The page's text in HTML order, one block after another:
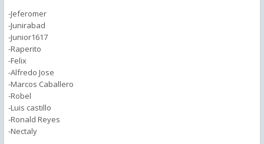
-Jeferomer
-Junirabad
-Junior1617
-Raperito
-Felix
-Alfredo Jose
-Marcos Caballero
-Robel
-Luis castillo
-Ronald Reyes
-Nectaly